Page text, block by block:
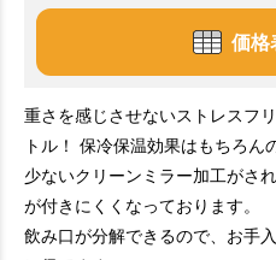
価格
重さを感じさせないストレスフ
トル！ 保冷保温効果はもちろ
少ないクリーンミラー加工がさ
が付きにくくなっております。
飲み口が分解できるので、お手